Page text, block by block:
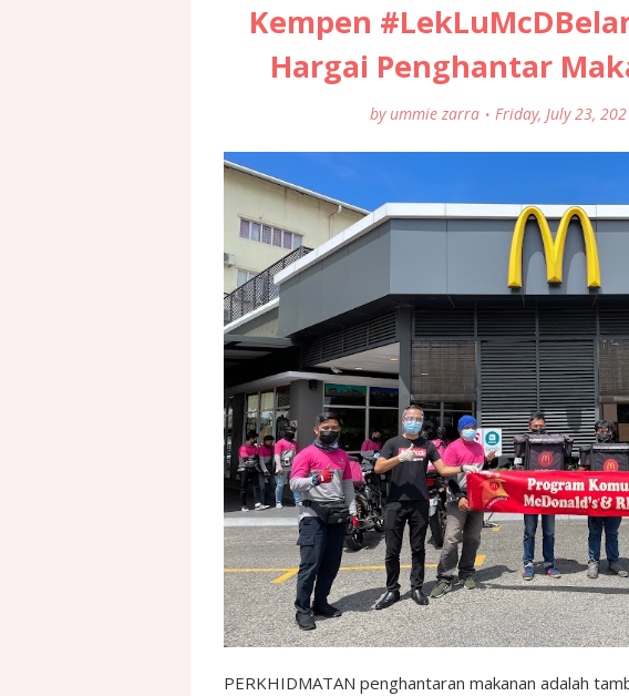
Kempen
Hargai Penghantar
by ummie zarra Friday, July 23,
PERKHIDMATAN penghantaran makanan adalah